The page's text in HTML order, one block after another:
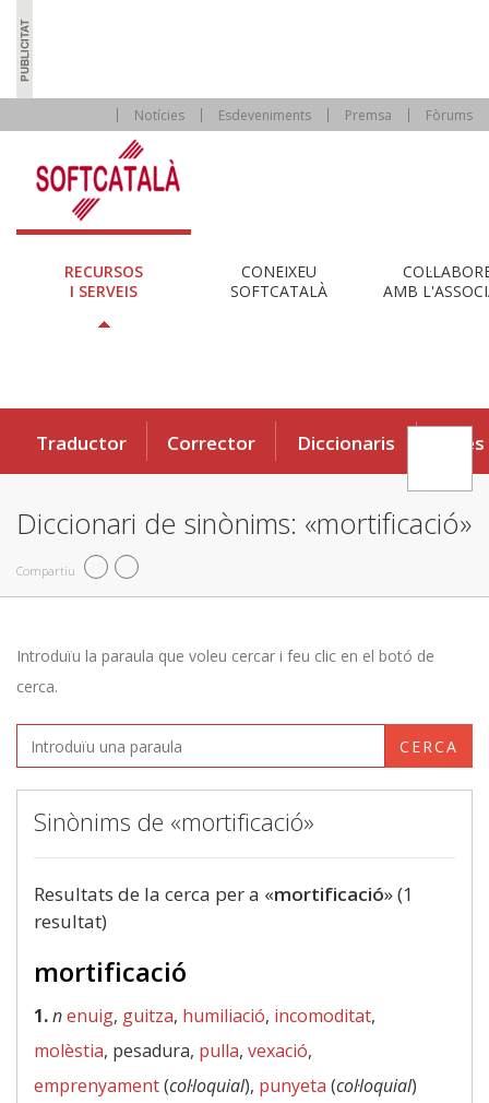
Notícies Esdeveniments Premsa Fòrums
RECURSOS
I SERVEIS
CONEIXEU
SOFTCATALÀ
AMB
Traductor Corrector Diccionaris Eines
Diccionari de sinònims: «mortificació»
Compartiu
Introduïu la paraula que voleu cercar i feu clic en el botó de
cerca.
CERCA
Sinònims de «mortificació»
Resultats de la cerca per a «mortificació» (1
resultat)
mortificació
1.nenuig, guitza, humiliació, incomoditat,
molèstia, pesadura, pulla, vexació,
emprenyament(col·loquial), punyeta (col·loquial)